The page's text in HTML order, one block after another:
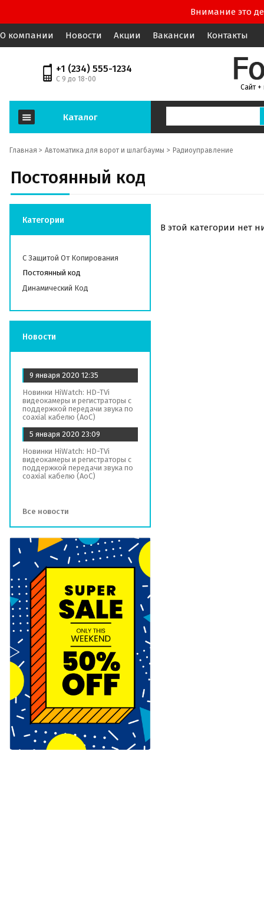
Внимание это
О компании Новости Акции Вакансии Контакты
+1 (234) 555-1234
С 9 до 18-00
Сайт +
Каталог
Главная > Автоматика для ворот и шлагбаумы Радиоуправление
Постоянный код
Категории
С Защитой От Копирования
Постоянный код
Динамический Код
Новости
9 января 2020 12:35
Новинки HiWatch: HD-TVi
видеокамеры и регистраторы с
поддержкой передачи звука по
coaxial кабелю (AoC)
5 января 2020 23:09
Новинки HiWatch: HD-TVi
видеокамеры и регистраторы с
поддержкой передачи звука по
coaxial кабелю (AoC)
Все новости
В этой категории нет